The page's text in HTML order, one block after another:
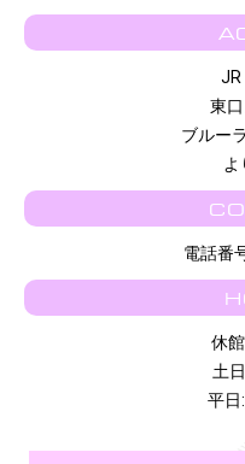
JR
東
ブルー
よ
電話番
休
土
平日